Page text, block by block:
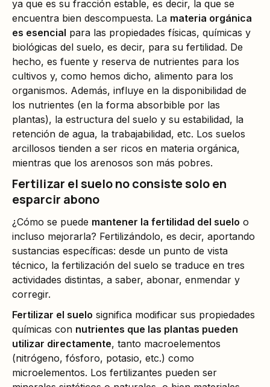
ya que es su fracción estable, es decir, la que se
encuentra bien descompuesta. La materia orgánica
es esencial para las propiedades físicas, químicas y
biológicas del suelo, es decir, para su fertilidad. De
hecho, es fuente y reserva de nutrientes para los
cultivos y, como hemos dicho, alimento para los
organismos. Además, influye en la disponibilidad de
los nutrientes (en la forma absorbible por las
plantas), la estructura del suelo y su estabilidad, la
retención de agua, la trabajabilidad, etc. Los suelos
arcillosos tienden a ser ricos en materia orgánica,
mientras que los arenosos son más pobres.
Fertilizar el suelo no consiste solo en
esparcir abono
¿Cómo se puede mantener la fertilidad del suelo o
incluso mejorarla? Fertilizándolo, es decir, aportando
sustancias específicas: desde un punto de vista
técnico, la fertilización del suelo se traduce en tres
actividades distintas, a saber, abonar, enmendar y
corregir.
Fertilizar el suelo significa modificar sus propiedades
químicas con nutrientes que las plantas pueden
utilizar directamente, tanto macroelementos
(nitrógeno, fósforo, potasio, etc.) como
microelementos. Los fertilizantes pueden ser